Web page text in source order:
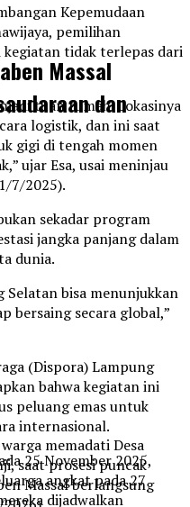
Kepemudaan
pemilihan
kegiatan tidak terlepas dari
tuan rumah. Lokasinya
logistik, dan ini saat
gigi di tengah momen
ujar Esa, usai meninjau
7/2025).
sekadar program
jangka panjang dalam
dunia.
Selatan bisa menunjukkan
bersaing secara global,”
(Dispora) Lampung
bahwa kegiatan ini
peluang emas untuk
internasional.
25 November 2025,
angkat pada 27
dijadwalkan
Massal
dan
memadati Desa
saat prosesi puncak
Massal berlangsung